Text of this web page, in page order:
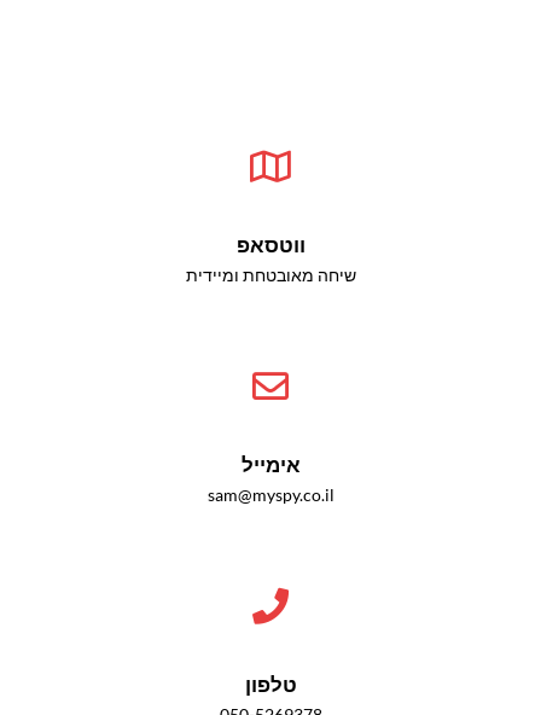
ווטסאפ
שיחה מאובטחת ומיידית
אימייל
sam@myspy.co.il
טלפון